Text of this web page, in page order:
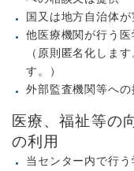
国又は地方自治体
他医療機関が行う
（原則匿名化しま
す。）
外部監査機関等への
医療、福祉等の
の利用
当センター内で行